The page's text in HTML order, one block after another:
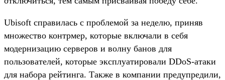
Ubisoft справилась с проблемой за неделю, приняв
множество контрмер, которые включали в себя
модернизацию серверов и волну банов для
пользователей, которые эксплуатировали DDoS-атаки
для набора рейтинга. Также в компании предупредили,